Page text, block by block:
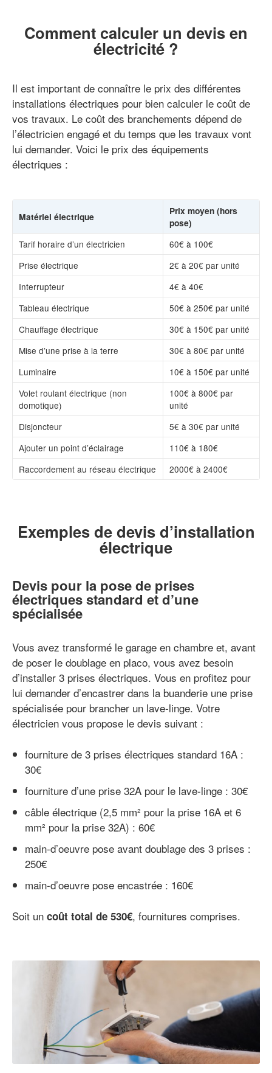
Comment calculer un devis en
électricité ?
Il est important de connaître le prix des différentes
installations électriques pour bien calculer le coût de
vos travaux. Le coût des branchements dépend de
l’électricien engagé et du temps que les travaux vont
lui demander. Voici le prix des équipements
électriques :
Matériel électrique
Prix moyen (hors
pose)
Tarif horaire d’un électricien
60€ à 100€
Prise électrique
2€ à 20€ par unité
Interrupteur
4€ à 40€
Tableau électrique
50€ à 250€ par unité
Chauffage électrique
30€ à 150€ par unité
Mise d’une prise à la terre
30€ à 80€ par unité
Luminaire
10€ à 150€ par unité
Volet roulant électrique (non
domotique)
100€ à 800€ par
unité
Disjoncteur
5€ à 30€ par unité
Ajouter un point d’éclairage
110€ à 180€
Raccordement au réseau électrique
2000€ à 2400€
Exemples de devis d’installation
électrique
Devis pour la pose de prises
électriques standard et d’une
spécialisée
Vous avez transformé le garage en chambre et, avant
de poser le doublage en placo, vous avez besoin
d’installer 3 prises électriques. Vous en profitez pour
lui demander d’encastrer dans la buanderie une prise
spécialisée pour brancher un lave-linge. Votre
électricien vous propose le devis suivant :
fourniture de 3 prises électriques standard 16A :
30€
fourniture d’une prise 32A pour le lave-linge : 30€
câble électrique (2,5 mm² pour la prise 16A et 6
mm² pour la prise 32A) : 60€
main-d’oeuvre pose avant doublage des 3 prises :
250€
main-d’oeuvre pose encastrée : 160€
Soit un coût total de 530€, fournitures comprises.